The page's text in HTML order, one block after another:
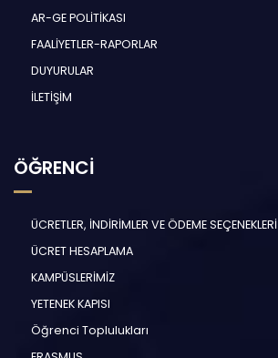
AR-GE POLİTİKASI
FAALİYETLER-RAPORLAR
DUYURULAR
İLETİŞİM
ÖĞRENCİ
ÜCRETLER, İNDİRİMLER VE ÖDEME SEÇENEKLERİ
ÜCRET HESAPLAMA
KAMPÜSLERİMİZ
YETENEK KAPISI
Öğrenci Toplulukları